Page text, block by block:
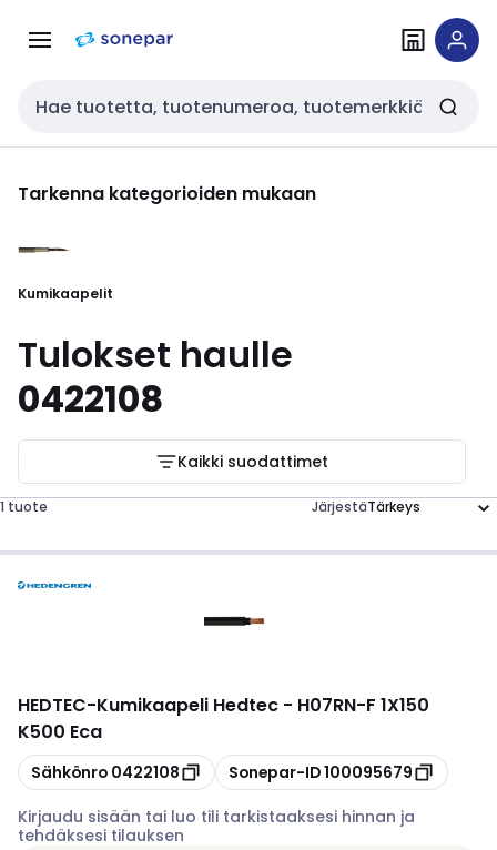
navigointiinsisältöön
Haku
Tarkenna kategorioiden mukaan
Kumikaapelit
Tulokset haulle
0422108
Kaikki suodattimet
1 tuote Järjestä
HEDTEC-Kumikaapeli Hedtec - H07RN-F 1X150
K500 Eca
Kopioi
Sähkönro 0422108 Kopioi
Sonepar-ID100095679
Kirjaudu sisään tai luo tili tarkistaaksesi hinnan ja
tehdäksesi tilauksen